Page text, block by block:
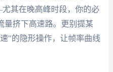
其在晚高峰时段，你的必
量挤下高速路。更别提某
"的隐形操作，让帧率曲线